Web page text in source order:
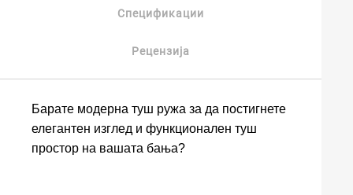
Спецификации
Рецензија
Барате модерна туш ружа за да постигнете
елегантен изглед и функционален туш
простор на вашата бања?